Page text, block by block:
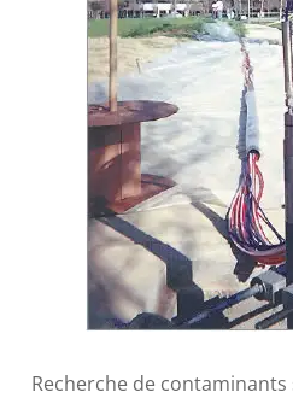
Recherche de contaminants